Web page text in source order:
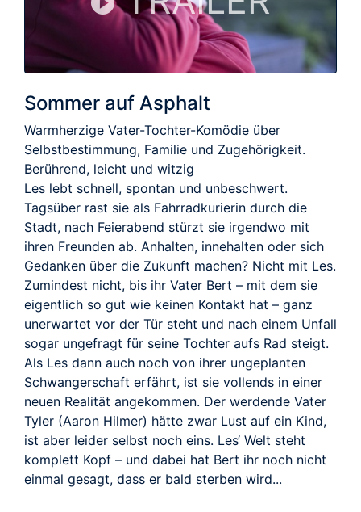
Sommer auf Asphalt
Warmherzige Vater-Tochter-Komödie über
Selbstbestimmung, Familie und Zugehörigkeit.
Berührend, leicht und witzig
Les lebt schnell, spontan und unbeschwert.
Tagsüber rast sie als Fahrradkurierin durch die
Stadt, nach Feierabend stürzt sie irgendwo mit
ihren Freunden ab. Anhalten, innehalten oder sich
Gedanken über die Zukunft machen? Nicht mit Les.
Zumindest nicht, bis ihr Vater Bert – mit dem sie
eigentlich so gut wie keinen Kontakt hat – ganz
unerwartet vor der Tür steht und nach einem Unfall
sogar ungefragt für seine Tochter aufs Rad steigt.
Als Les dann auch noch von ihrer ungeplanten
Schwangerschaft erfährt, ist sie vollends in einer
neuen Realität angekommen. Der werdende Vater
Tyler (Aaron Hilmer) hätte zwar Lust auf ein Kind,
ist aber leider selbst noch eins. Les‘ Welt steht
komplett Kopf – und dabei hat Bert ihr noch nicht
einmal gesagt, dass er bald sterben wird...